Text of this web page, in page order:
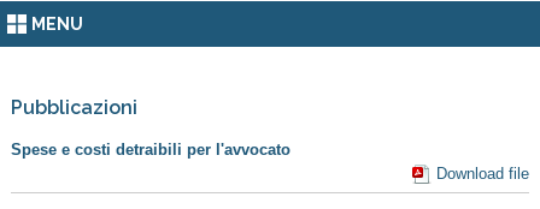
MENU
Pubblicazioni
Spese e costi detraibili per l'avvocato
Download file